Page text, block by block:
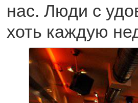
нас. Люди с
хоть каждую